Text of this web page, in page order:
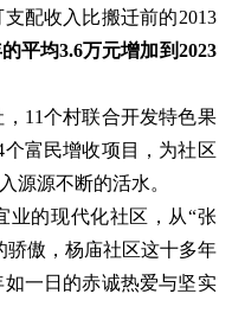
配收入比搬迁前的2013
平均3.6万元增加到2023
11个村联合开发特色果
富民增收项目，为社区
源源不断的活水。
的现代化社区，从“张
骄傲，杨庙社区这十多年
一日的赤诚热爱与坚实